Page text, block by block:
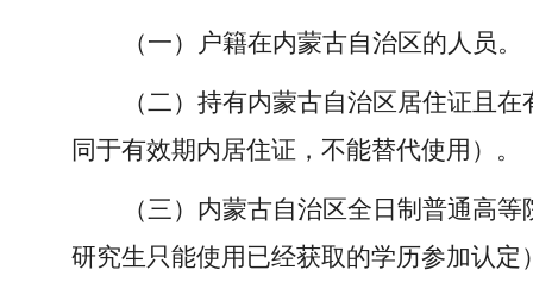
（一）户籍在内蒙古自治区的人员。
（二）持有内蒙古自治区居住证且
同于有效期内居住证，不能替代使用）。
（三）内蒙古自治区全日制普通高
研究生只能使用已经获取的学历参加认定